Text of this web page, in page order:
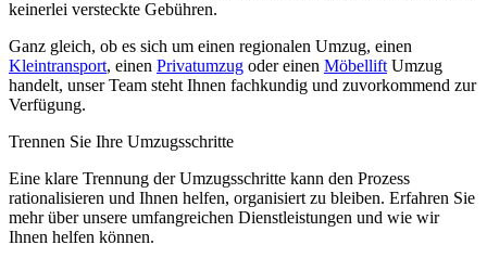
keinerlei versteckte Gebühren.
Ganz gleich, ob es sich um einen regionalen Umzug, einen
Kleintransport, einen Privatumzug oder einen Möbellift Umzug
handelt, unser Team steht Ihnen fachkundig und zuvorkommend zur
Verfügung.
Trennen Sie Ihre Umzugsschritte
Eine klare Trennung der Umzugsschritte kann den Prozess
rationalisieren und Ihnen helfen, organisiert zu bleiben. Erfahren Sie
mehr über unsere umfangreichen Dienstleistungen und wie wir
Ihnen helfen können.